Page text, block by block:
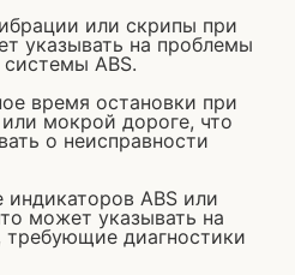
или скрипы при
указывать на проблемы
ABS.
время остановки при
мокрой дороге, что
о неисправности
индикаторов ABS или
может указывать на
диагностики